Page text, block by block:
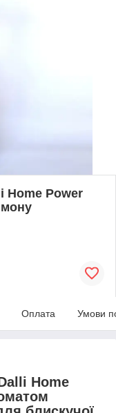
Home Power
Оплата Умови
Home